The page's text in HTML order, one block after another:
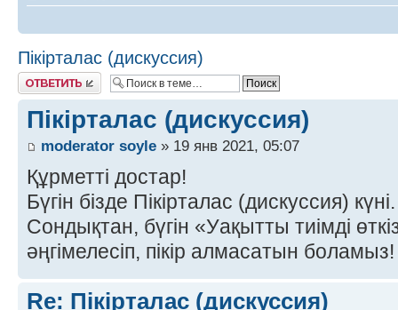
Пікірталас (дискуссия)
Ответить
Пікірталас (дискуссия)
moderator soyle » 19 янв 2021, 05:07
Құрметті достар!
Бүгін бізде Пікірталас (дискуссия) күні.
Сондықтан, бүгін «Уақытты тиімді
әңгімелесіп, пікір алмасатын боламыз!
Re: Пікірталас (дискуссия)